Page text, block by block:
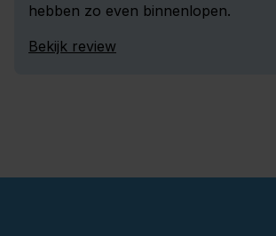
hebben zo even binnenlopen.
Bekijk review